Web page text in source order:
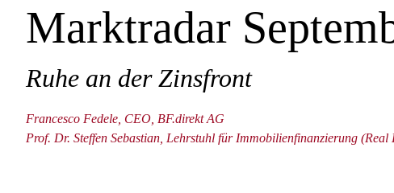
Marktradar
Ruhe an der Zinsfront
Francesco Fedele, CEO, BF.direkt AG
Prof. Dr. Steffen Sebastian, Lehrstuhl für Immobilienfinanzierung